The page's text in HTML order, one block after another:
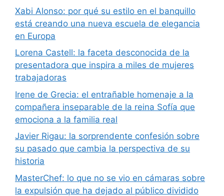
Xabi Alonso: por qué su estilo en el banquillo
está creando una nueva escuela de elegancia
en Europa
Lorena Castell: la faceta desconocida de la
presentadora que inspira a miles de mujeres
trabajadoras
Irene de Grecia: el entrañable homenaje a la
compañera inseparable de la reina Sofía que
emociona a la familia real
Javier Rigau: la sorprendente confesión sobre
su pasado que cambia la perspectiva de su
historia
MasterChef: lo que no se vio en cámaras sobre
la expulsión que ha dejado al público dividido